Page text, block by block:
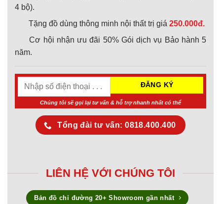
4 bộ).
Tặng đồ dùng thông minh nội thất trị giá 250.000đ.
Cơ hội nhận ưu đãi 50% Gói dịch vụ Bảo hành 5
năm.
Chúng tôi sẽ gọi lại tư vấn & hỗ trợ nhanh nhất có thể
Tổng đài tư vấn: 0818.400.400
LIÊN HỆ VỚI CHÚNG TÔI
Bản đồ chỉ đường 20+ Showroom gần nhất